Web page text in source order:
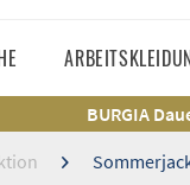
BURGIA